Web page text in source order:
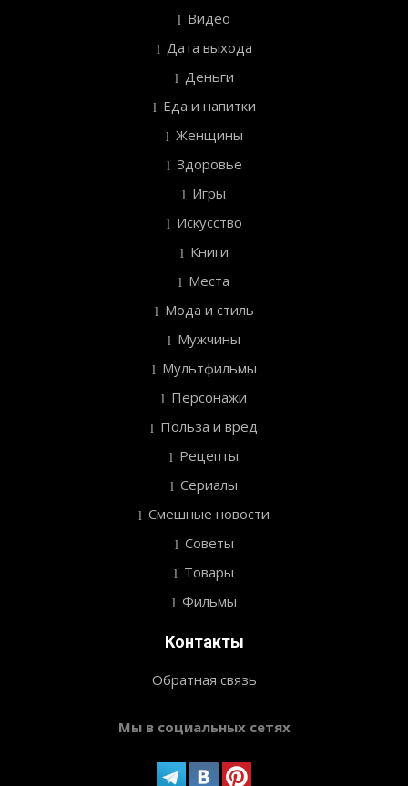
Видео
Дата выхода
Деньги
Еда и напитки
Женщины
Здоровье
Игры
Искусство
Книги
Места
Мода и стиль
Мужчины
Мультфильмы
Персонажи
Польза и вред
Рецепты
Сериалы
Смешные новости
Советы
Товары
Фильмы
Контакты
Обратная связь
Мы в социальных сетях